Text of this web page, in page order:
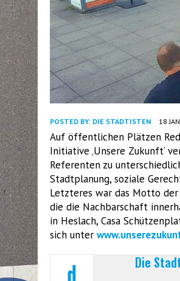
POSTED BY: DIE STADTISTEN 18
Auf öffentlichen Plätzen
Initiative ‚Unsere Zukunft‘
Referenten zu
Stadtplanung, soziale
Letzteres war das Motto der
die die Nachbarschaft
in Heslach, Casa
sich unter
Die